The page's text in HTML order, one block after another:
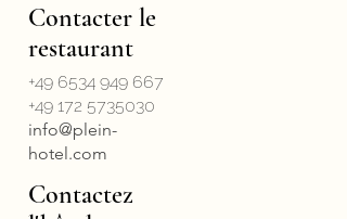
Contacter le
restaurant
+49 6534 949 667
+49 172 5735030
info@plein-
hotel.com
Contactez